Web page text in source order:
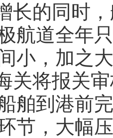
长的同时
航道全年
小，加之
关将报关
舶到港前
节，大幅